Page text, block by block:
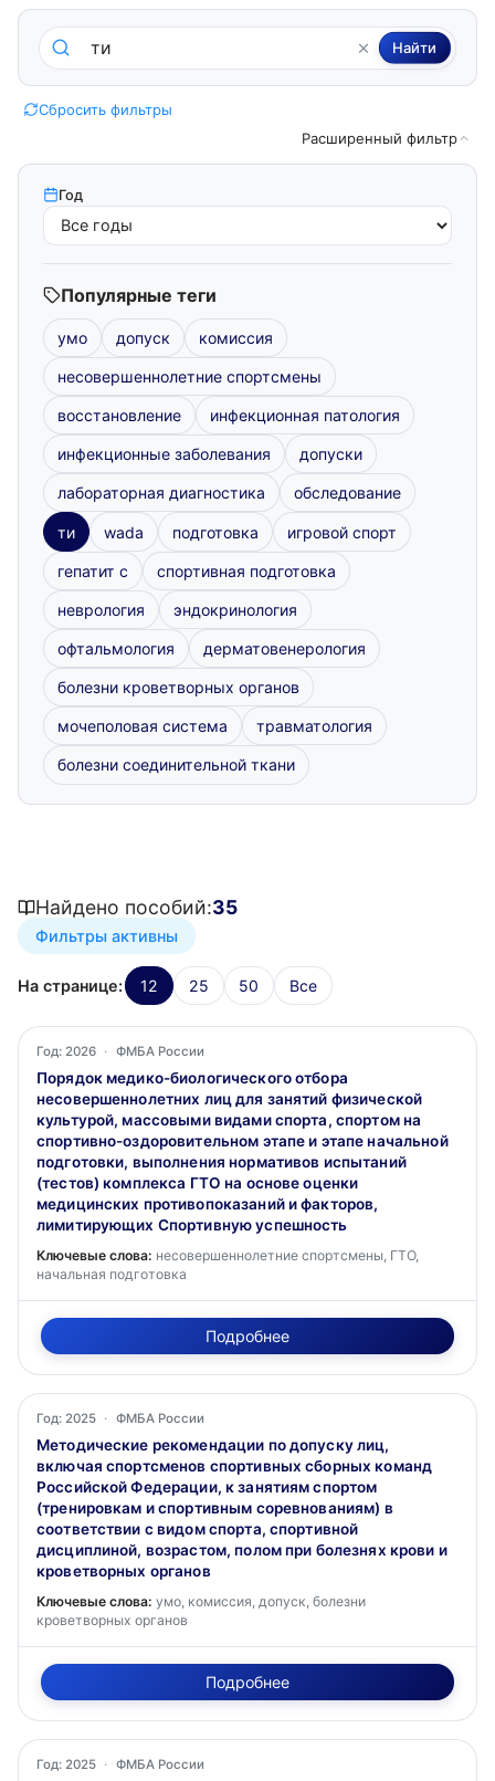
Поиск по методическим пособиям Найти
Сбросить фильтры
Расширенный фильтр
Год
Популярные теги
умо допуск комиссия
несовершеннолетние спортсмены
восстановление инфекционная патология
инфекционные заболевания допуски
лабораторная диагностика обследование
ти wada подготовка игровой спорт
гепатит с спортивная подготовка
неврология эндокринология
офтальмология дерматовенерология
болезни кроветворных органов
мочеполовая система травматология
болезни соединительной ткани
Найдено пособий:35
Фильтры активны
На странице: 12 25 50 Все
Год: 2026 · ФМБА России
Порядок медико-биологического отбора
несовершеннолетних лиц для занятий физической
культурой, массовыми видами спорта, спортом на
спортивно-оздоровительном этапе и этапе начальной
подготовки, выполнения нормативов испытаний
(тестов) комплекса ГТО на основе оценки
медицинских противопоказаний и факторов,
лимитирующих Спортивную успешность
Ключевые слова: несовершеннолетние спортсмены, ГТО,
начальная подготовка
Подробнее
Год: 2025 · ФМБА России
Методические рекомендации по допуску лиц,
включая спортсменов спортивных сборных команд
Российской Федерации, к занятиям спортом
(тренировкам и спортивным соревнованиям) в
соответствии с видом спорта, спортивной
дисциплиной, возрастом, полом при болезнях крови и
кроветворных органов
Ключевые слова: умо, комиссия, допуск, болезни
кроветворных органов
Подробнее
Год: 2025 · ФМБА России